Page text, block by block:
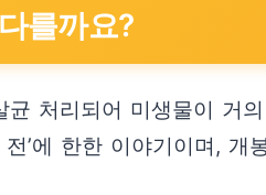
를까요?
처리되어 미생물이 거
’에 한한 이야기이며,